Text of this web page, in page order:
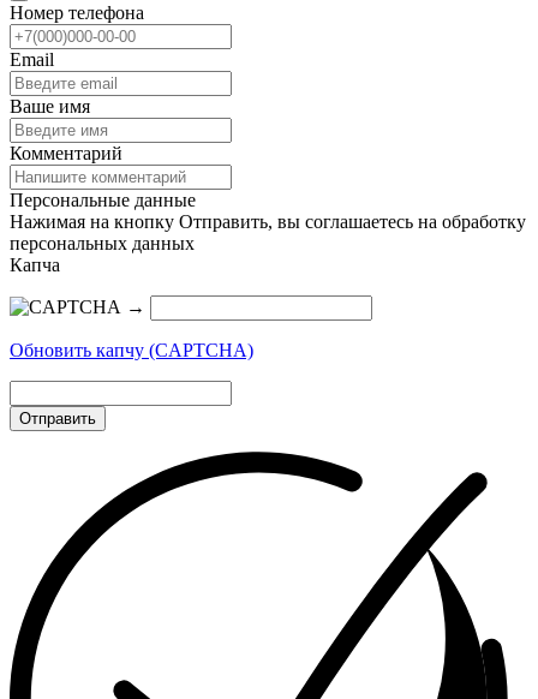
Номер телефона
Email
Ваше имя
Комментарий
Персональные данные
Нажимая на кнопку Отправить, вы соглашаетесь на обработку
персональных данных
Капча
→
Обновить капчу (CAPTCHA)
Отправить